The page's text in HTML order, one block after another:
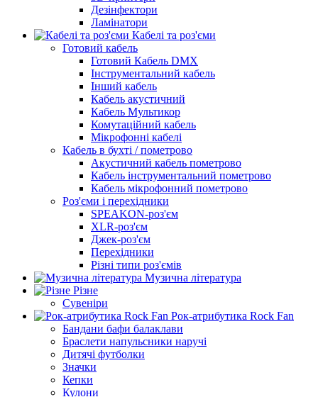
Дезінфектори
Ламінатори
Кабелі та роз'єми
Готовий кабель
Готовий Кабель DMX
Інструментальний кабель
Інший кабель
Кабель акустичний
Кабель Мультикор
Комутаційний кабель
Мікрофонні кабелі
Кабель в бухті / пометрово
Акустичний кабель пометрово
Кабель інструментальний пометрово
Кабель мікрофонний пометрово
Роз'єми і перехідники
SPEAKON-роз'єм
XLR-роз'єм
Джек-роз'єм
Перехідники
Різні типи роз'ємів
Музична література
Різне
Сувеніри
Рок-атрибутика Rock Fan
Бандани бафи балаклави
Браслети напульсники наручі
Дитячі футболки
Значки
Кепки
Кулони